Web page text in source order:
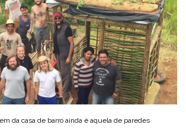
da casa de barro ainda é aquela de paredes